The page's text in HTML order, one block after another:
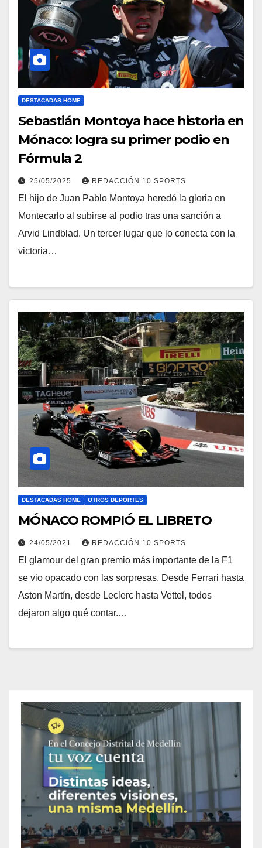
DESTACADAS HOME
Sebastián Montoya hace historia en
Mónaco: logra su primer podio en
Fórmula 2
25/05/2025 REDACCIÓN 10 SPORTS
El hijo de Juan Pablo Montoya heredó la gloria en
Montecarlo al subirse al podio tras una sanción a
Arvid Lindblad. Un tercer lugar que lo conecta con la
victoria…
DESTACADAS HOME OTROS DEPORTES
MÓNACO ROMPIÓ EL LIBRETO
24/05/2021 REDACCIÓN 10 SPORTS
El glamour del gran premio más importante de la F1
se vio opacado con las sorpresas. Desde Ferrari hasta
Aston Martín, desde Leclerc hasta Vettel, todos
dejaron algo qué contar.…